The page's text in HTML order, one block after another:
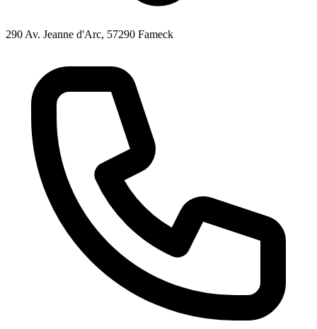
290 Av. Jeanne d'Arc, 57290 Fameck